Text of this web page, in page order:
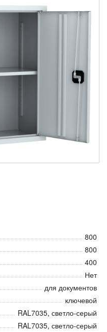
800
800
400
Нет
для документов
ключевой
RAL7035, светло-серый
RAL7035, светло-серый